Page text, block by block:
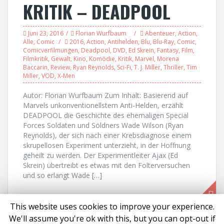
KRITIK – DEADPOOL
Juni 23, 2016 Florian Wurfbaum Abenteuer, Action,
Alle, Comic 2016, Action, Antihelden, Blu, Blu-Ray, Comic,
Comicverfilmungen, Deadpool, DVD, Ed Skrein, Fantasy, Film,
Filmkritik, Gewalt, Kino, Komödie, Kritik, Marvel, Morena
Baccarin, Review, Ryan Reynolds, Sci-Fi, T. J. Miller, Thriller, Tim
Miller, VOD, X-Men
Autor: Florian Wurfbaum Zum Inhalt: Basierend auf
Marvels unkonventionellstem Anti-Helden, erzählt
DEADPOOL die Geschichte des ehemaligen Special
Forces Soldaten und Söldners Wade Wilson (Ryan
Reynolds), der sich nach einer Krebsdiagnose einem
skrupellosen Experiment unterzieht, in der Hoffnung
geheilt zu werden. Der Experimentleiter Ajax (Ed
Skrein) übertreibt es etwas mit den Folterversuchen
und so erlangt Wade […]
This website uses cookies to improve your experience.
We'll assume you're ok with this, but you can opt-out if